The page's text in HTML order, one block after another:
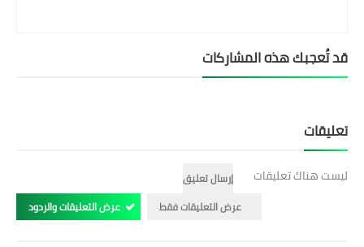
قد تُعجبك هذه المشاركات
تعليقات
ليست هناك تعليقات
إرسال تعليق
عرض التعليقات فقط
عرض التعليقات والردود